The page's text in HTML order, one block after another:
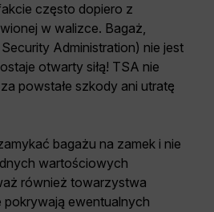
często dopiero z
w walizce. Bagaż,
Administration) nie jest
otwarty siłą! TSA nie
powstałe szkody ani utratę
bagażu na zamek i nie
wartościowych
również towarzystwa
pokrywają ewentualnych